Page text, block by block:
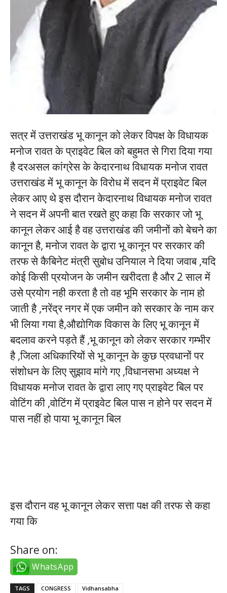
सत्र में उत्तराखंड भू कानून को लेकर विपक्ष के विधायक
मनोज रावत के प्राइवेट बिल को बहुमत से गिरा दिया गया
है दरअसल कांग्रेस के केदारनाथ विधायक मनोज रावत
उत्तराखंड में भू कानून के विरोध में सदन में प्राइवेट बिल
लेकर आए थे इस दौरान केदारनाथ विधायक मनोज रावत
ने सदन में अपनी बात रखते हुए कहा कि सरकार जो भू
कानून लेकर आई है वह उत्तराखंड की जमीनों को बेचने का
कानून है, मनोज रावत के द्वारा भू कानून पर सरकार की
तरफ से कैबिनेट मंत्री सुबोध उनियाल ने दिया जवाब ,यदि
कोई किसी प्रयोजन के जमीन खरीदता है और 2 साल में
उसे प्रयोग नही करता है तो वह भूमि सरकार के नाम हो
जाती है ,नरेंद्र नगर में एक जमीन को सरकार के नाम कर
भी लिया गया है,औद्योगिक विकास के लिए भू कानून में
बदलाव करने पड़ते हैं ,भू कानून को लेकर सरकार गम्भीर
है ,जिला अधिकारियों से भू कानून के कुछ प्रवधानों पर
संशोधन के लिए सुझाव मांगे गए ,विधानसभा अध्यक्ष ने
विधायक मनोज रावत के द्वारा लाए गए प्राइवेट बिल पर
वोटिंग की ,वोटिंग में प्राइवेट बिल पास न होने पर सदन में
पास नहीं हो पाया भू कानून बिल
इस दौरान वह भू कानून लेकर सत्ता पक्ष की तरफ से कहा
गया कि
Share on:
WhatsApp
TAGS CONGRESS Vidhansabha